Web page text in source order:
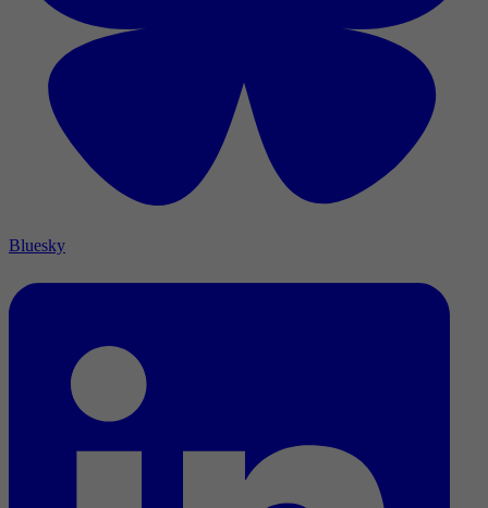
Bluesky